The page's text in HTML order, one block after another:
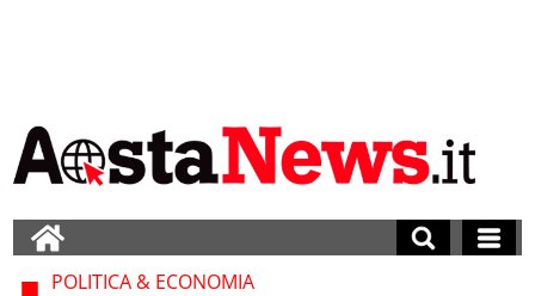
POLITICA & ECONOMIA